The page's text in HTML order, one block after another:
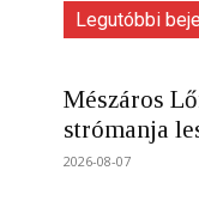
Legutóbbi
Mészáros
strómanja
2026-08-07